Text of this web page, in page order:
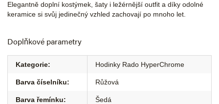
Elegantně doplní kostýmek, šaty i ležérnější outfit a díky odolné
keramice si svůj jedinečný vzhled zachovají po mnoho let.
Doplňkové parametry
Kategorie: Hodinky Rado HyperChrome
Barva číselníku: Růžová
Barva řemínku: Šedá